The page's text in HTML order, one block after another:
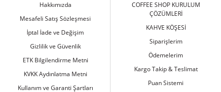
Hakkımızda
Mesafeli Satış Sözleşmesi
İptal İade ve Değişim
Gizlilik ve Güvenlik
ETK Bilgilendirme Metni
KVKK Aydınlatma Metni
Kullanım ve Garanti Şartları
COFFEE SHOP KURULUM
ÇÖZÜMLERİ
KAHVE KÖŞESİ
Siparişlerim
Ödemelerim
Kargo Takip & Teslimat
Puan Sistemi